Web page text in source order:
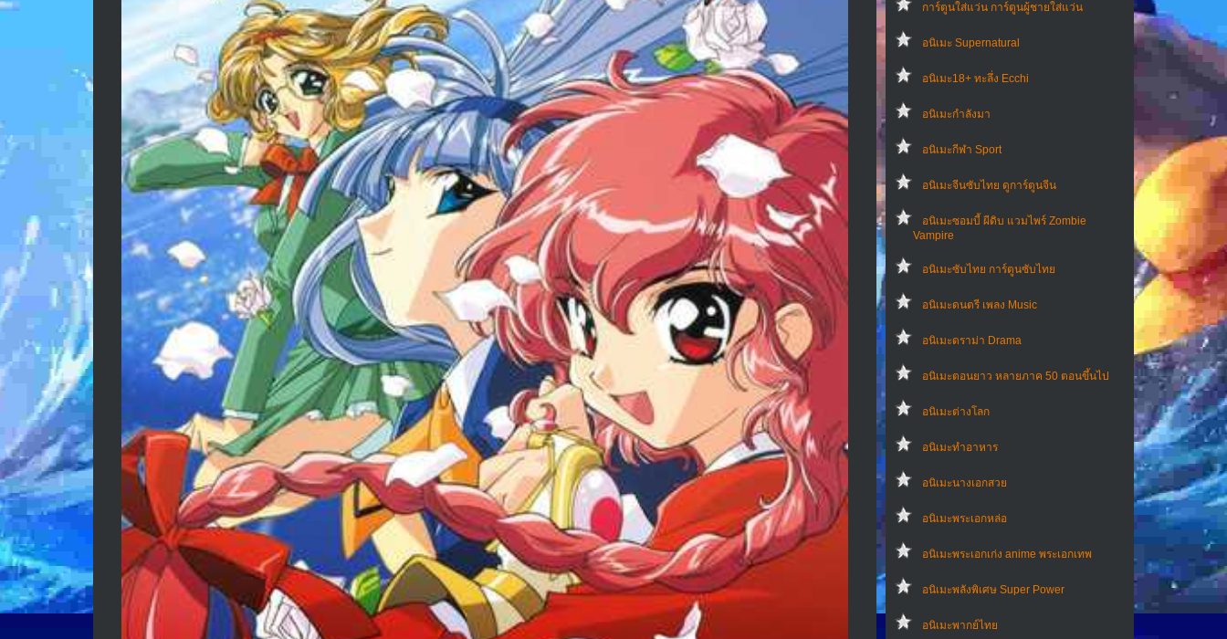
การ์ตูนใส่แว่น การ์ตูนผู้ชายใส่แว่น
อนิเมะ Supernatural
อนิเมะ18+ ทะลึ่ง Ecchi
อนิเมะกำลังมา
อนิเมะกีฬา Sport
อนิเมะจีนซับไทย ดูการ์ตูนจีน
อนิเมะซอมบี้ ผีดิบ แวมไพร์ Zombie
Vampire
อนิเมะซับไทย การ์ตูนซับไทย
อนิเมะดนตรี เพลง Music
อนิเมะดราม่า Drama
อนิเมะตอนยาว หลายภาค 50 ตอนขึ้นไป
อนิเมะต่างโลก
อนิเมะทําอาหาร
อนิเมะนางเอกสวย
อนิเมะพระเอกหล่อ
อนิเมะพระเอกเก่ง anime พระเอกเทพ
อนิเมะพลังพิเศษ Super Power
อนิเมะพากย์ไทย